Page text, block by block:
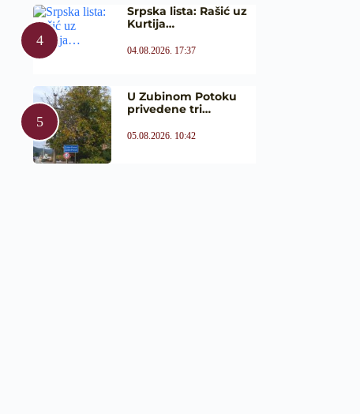
Srpska lista: Rašić uz
Kurtija…
04.08.2026. 17:37
U Zubinom Potoku
privedene tri…
05.08.2026. 10:42